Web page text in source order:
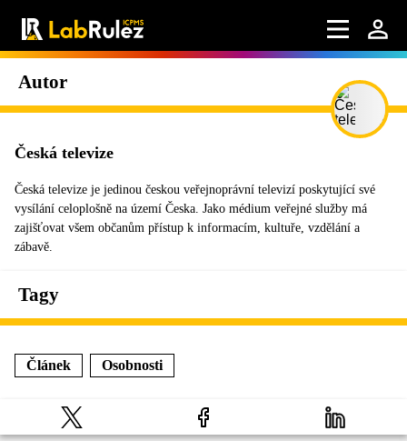
Autor
Česká televize
Česká televize je jedinou českou veřejnoprávní televizí poskytující své
vysílání celoplošně na území Česka. Jako médium veřejné služby má
zajišťovat všem občanům přístup k informacím, kultuře, vzdělání a
zábavě.
Tagy
Článek Osobnosti